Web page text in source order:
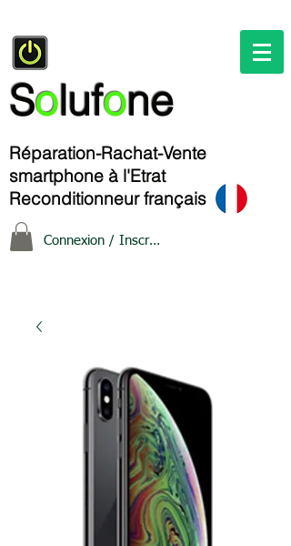
Solufone
Réparation-Rachat-Vente
smartphone à l'Etrat
Reconditionneur français
Connexion / Inscription